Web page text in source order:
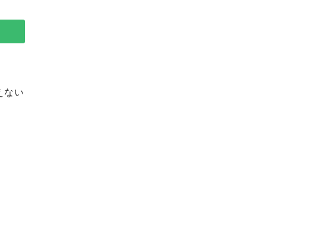
ない